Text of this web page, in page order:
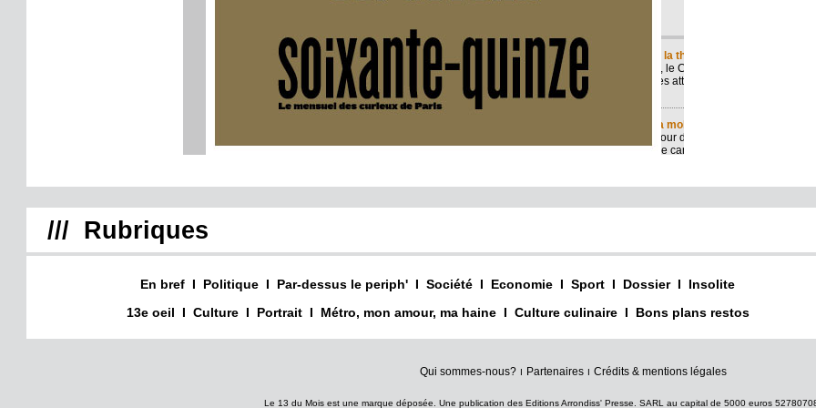
/// Rubriques
En bref I Politique I Par-dessus le periph' I Société I Economie I Sport I Dossier I
Insolite
13e oeil
I Culture I Portrait I Métro, mon amour, ma haine I Culture culinaire I Bons plans restos
Qui sommes-nous? I Partenaires I Crédits & mentions légales
Le 13 du Mois est une marque déposée. Une publication des Editions Arrondiss' Presse. SARL au capital de 5000 euros